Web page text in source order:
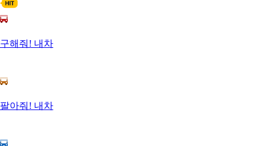
구해줘! 내차
팔아줘! 내차